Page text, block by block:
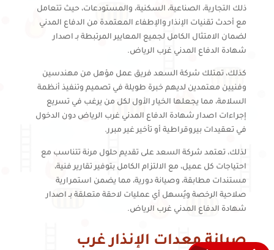
ذلك التجارية، الصناعية، السكنية، والمستودعات، حيث تتعامل
مع أحدث تقنيات الإنذار والإطفاء المعتمدة من الدفاع المدني
لضمان الامتثال الكامل لجميع المعايير المرتبطة بـ اصدار
شهادة الدفاع المدني غرب الرياض.
كذلك، تمتلك شركة السعد فريق عمل مؤهل من مهندسين
وفنيين معتمدين لديهم خبرة طويلة في تصميم وتنفيذ أنظمة
السلامة، مما يجعلها الخيار الأول لكل من يرغب في تسريع
إجراءات اصدار شهادة الدفاع المدني غرب الرياض دون الدخول
في تعقيدات بيروقراطية أو تأخير غير مبرر.
لذلك، تعتمد شركة السعد على تقديم حلول مرنة تتناسب مع
احتياجات كل عميل، مع الالتزام الكامل بتوفير تقارير فنية،
مستندات مطابقة، وصيانة دورية، مما يضمن استمرارية
صلاحية الرخصة ويُسهل أي عمليات لاحقة متعلقة بـ اصدار
شهادة الدفاع المدني غرب الرياض.
صيانة معدات الإنذار غرب